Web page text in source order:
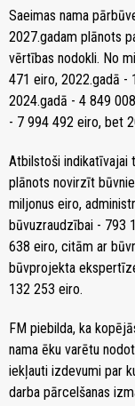
Saeimas nama
2027.gadam plānots
vērtības nodokli. No
471 eiro, 2022.gadā -
2024.gadā - 4 849
- 7 994 492 eiro, bet
Atbilstoši indikatīvajai
plānots novirzīt
miljonus eiro,
būvuzraudzībai - 793
638 eiro, citām ar
būvprojekta
132 253 eiro.
FM piebilda, ka
nama ēku varētu
iekļauti izdevumi par
darba pārcelšanas